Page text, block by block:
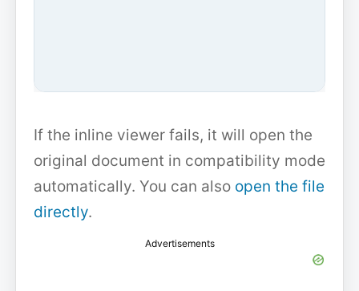
If the inline viewer fails, it will open the
original document in compatibility mode
automatically. You can also open the file
directly.
Advertisements